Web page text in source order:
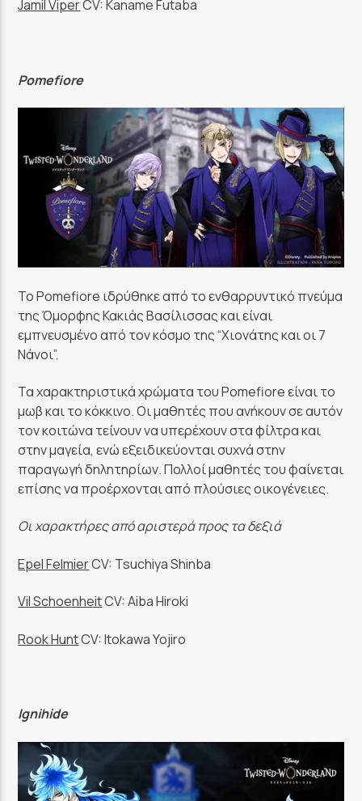
Jamil ViperCV: Kaname Futaba
Pomefiore
To Pomefiore ιδρύθηκε από το ενθαρρυντικό πνεύμα
της Όμορφης Κακιάς Βασίλισσας και είναι
εμπνευσμένο από τον κόσμο της “Χιονάτης και οι 7
Νάνοι”.
Τα χαρακτηριστικά χρώματα του Pomefiore είναι το
μωβ και το κόκκινο. Οι μαθητές που ανήκουν σε αυτόν
τον κοιτώνα τείνουν να υπερέχουν στα φίλτρα και
στην μαγεία, ενώ εξειδικεύονται συχνά στην
παραγωγή δηλητηρίων. Πολλοί μαθητές του φαίνεται
επίσης να προέρχονται από πλούσιες οικογένειες.
Οι χαρακτήρες από αριστερά προς τα δεξιά
Epel FelmierCV: Tsuchiya Shinba
Vil SchoenheitCV: Aiba Hiroki
Rook HuntCV: Itokawa Yojiro
Ignihide